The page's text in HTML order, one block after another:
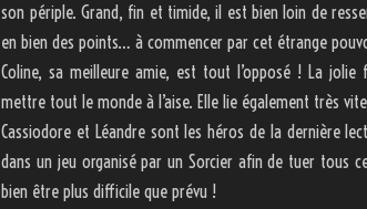
son périple. Grand, fin et timide, il est bien loin de
en bien des points… à commencer par cet étrange
Coline, sa meilleure amie, est tout l’opposé ! La
mettre tout le monde à l’aise. Elle lie également très
Cassiodore et Léandre sont les héros de la dernière
dans un jeu organisé par un Sorcier afin de tuer tous
bien être plus difficile que prévu !